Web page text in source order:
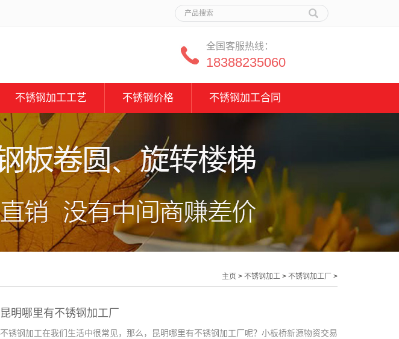
全国客服热线：
18388235060
不锈钢加工工艺 不锈钢价格 不锈钢加工合同
主页 > 不锈钢加工 > 不锈钢加工厂 >
昆明哪里有不锈钢加工厂
不锈钢加工在我们生活中很常见，那么，昆明哪里有不锈钢加工厂呢？小板桥新源物资交易